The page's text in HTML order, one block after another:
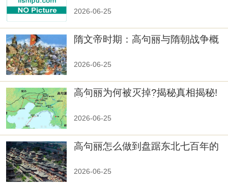
2026-06-25
隋文帝时期：高句丽与隋朝战争概
2026-06-25
高句丽为何被灭掉?揭秘真相揭秘!
2026-06-25
高句丽怎么做到盘踞东北七百年的
2026-06-25